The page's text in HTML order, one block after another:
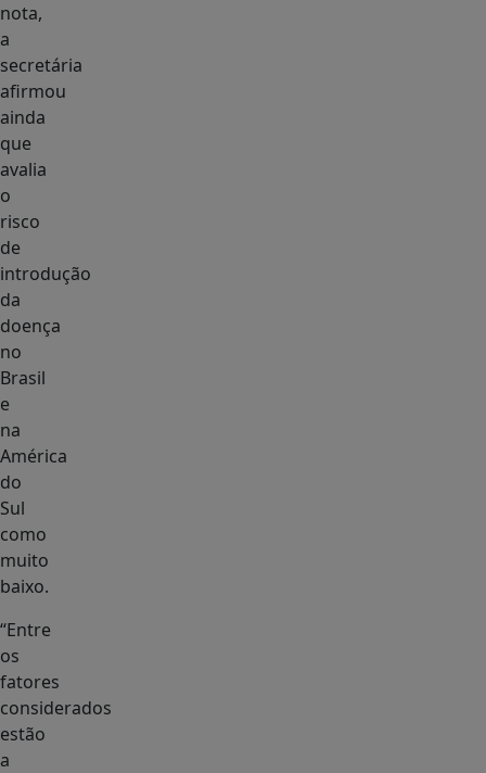
nota,
a
secretária
afirmou
ainda
que
avalia
o
risco
de
introdução
da
doença
no
Brasil
e
na
América
do
Sul
como
muito
baixo.
“Entre
os
fatores
considerados
estão
a